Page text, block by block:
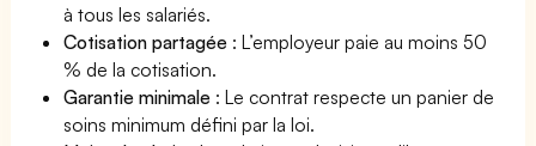
à tous les salariés.
Cotisation partagée : L’employeur paie au moins 50
% de la cotisation.
Garantie minimale : Le contrat respecte un panier de
soins minimum défini par la loi.